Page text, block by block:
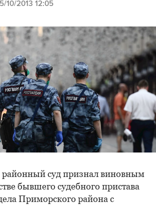
10/2013 12:05
суд признал виновным
бывшего судебного пристава
Приморского района с